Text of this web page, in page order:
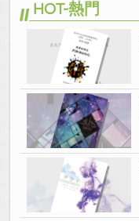
HOT-熱門